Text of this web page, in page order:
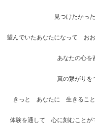
見つけたかっ
望んでいたあなたになって おお
あなたの心を
真の繋がりを
きっと あなたに 生きるこ
体験を通して 心に刻むことが